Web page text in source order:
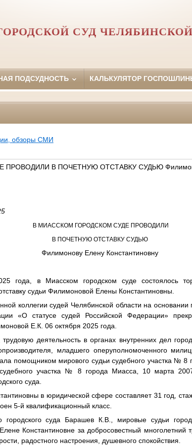
СУД
ПОДСУДНОСТЬ КАЛЬКУЛЯТОР
обзоры СМИ
В ПОЧЕТНУЮ ОТСТАВКУ СУДЬЮ
В МИАССКОМ ГОРОДСКОМ СУДЕ ПРОВОДИЛИ
В ПОЧЕТНУЮ ОТСТАВКУ СУДЬЮ
Филимонову Елену Константиновну
года, в Миасском городском суде состоялось
судьи Филимоновой Елены Константиновны.
коллегии судей Челябинской области на основании
«О статусе судей Российской Федерации»
Е.К. 06 октября 2025 года.
деятельность в органах внутренних дел
младшего оперуполномоченного
помощником мирового судьи судебного участка № 8
участка № 8 города Миасса, 10 марта
суда.
в юридической сфере составляет 31 год,
5-й квалификационный класс.
городского суда Барашев К.В., мировые судьи
Константиновне за добросовестный многолетний
радостного настроения, душевного спокойствия.